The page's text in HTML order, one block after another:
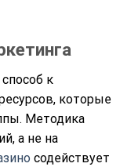
к
которые
Методика
а не на
содействует